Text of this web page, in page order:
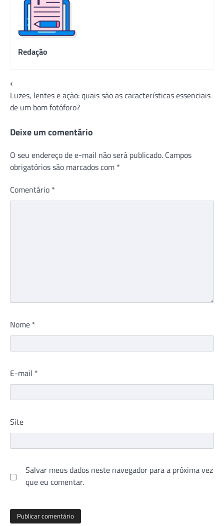
Redação
Navegação
de
Post
⟵
Luzes, lentes e ação: quais são as características essenciais
de um bom fotóforo?
Deixe um comentário
O seu endereço de e-mail não será publicado. Campos
obrigatórios são marcados com *
Comentário *
Nome *
E-mail *
Site
Salvar meus dados neste navegador para a próxima vez
que eu comentar.